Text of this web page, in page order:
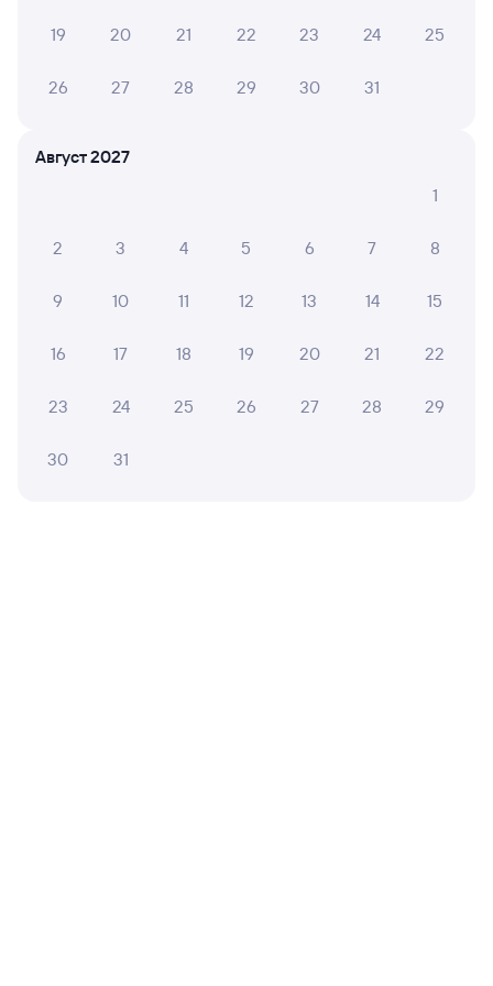
вагоне примерно 3 074 рубля.
Способы оплаты
Правила работы сервиса
Отели Волгограда
19 20 21 22 23 24 25
26 27 28 29 30 31
Август 2027
1
2 3 4 5 6 7 8
9 10 11 12 13 14 15
16 17 18 19 20 21 22
23 24 25 26 27 28 29
30 31